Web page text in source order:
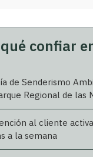
confiar
de Senderismo
Regional de las
al cliente
a la semana